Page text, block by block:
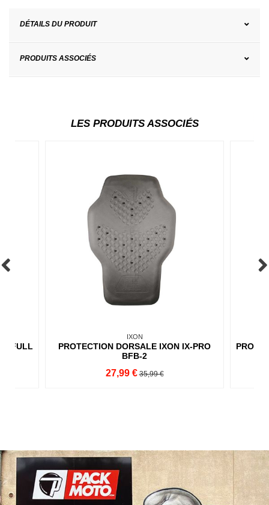
DÉTAILS DU PRODUIT
PRODUITS ASSOCIÉS
LES PRODUITS ASSOCIÉS
FULL
IXON
PROTECTION DORSALE IXON IX-PRO
BFB-2
27,99 € 35,99 €